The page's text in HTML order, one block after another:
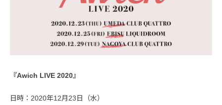
『Awich LIVE 2020』
日時：2020年12月23日（水）